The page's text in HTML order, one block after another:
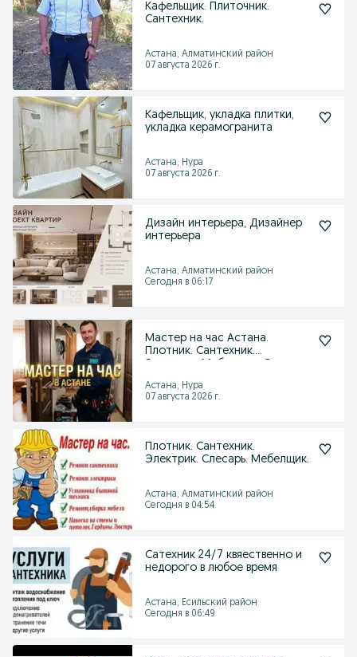
Кафельщик. Плиточник.
Сантехник.
Астана, Алматинский район
07 августа 2026 г.
Кафельщик, укладка плитки,
укладка керамогранита
Астана, Нура
07 августа 2026 г.
Дизайн интерьера, Дизайнер
интерьера
Астана, Алматинский район
Сегодня в 06:17
Мастер на час Астана.
Плотник. Сантехник.
Астана, Нура
07 августа 2026 г.
Плотник. Сантехник.
Электрик. Слесарь. Мебелщик.
Астана, Алматинский район
Сегодня в 04:54
Сатехник 24/7 квяественно и
недорого в любое время
Астана, Есильский район
Сегодня в 06:49